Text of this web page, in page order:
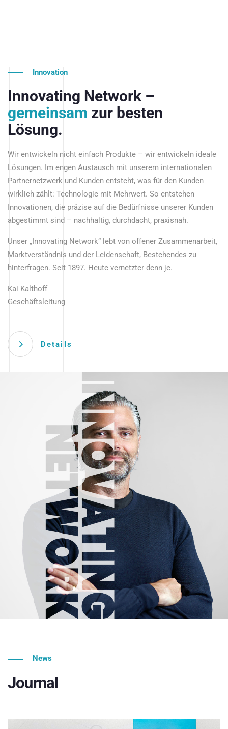
Innovation
Innovating Network –
gemeinsam zur besten
Lösung.
Wir entwickeln nicht einfach Produkte – wir entwickeln ideale
Lösungen. Im engen Austausch mit unserem internationalen
Partnernetzwerk und Kunden entsteht, was für den Kunden
wirklich zählt: Technologie mit Mehrwert. So entstehen
Innovationen, die präzise auf die Bedürfnisse unserer Kunden
abgestimmt sind – nachhaltig, durchdacht, praxisnah.
Unser „Innovating Network“ lebt von offener Zusammenarbeit,
Marktverständnis und der Leidenschaft, Bestehendes zu
hinterfragen. Seit 1897. Heute vernetzter denn je.
Kai Kalthoff
Geschäftsleitung
Details
News
Journal